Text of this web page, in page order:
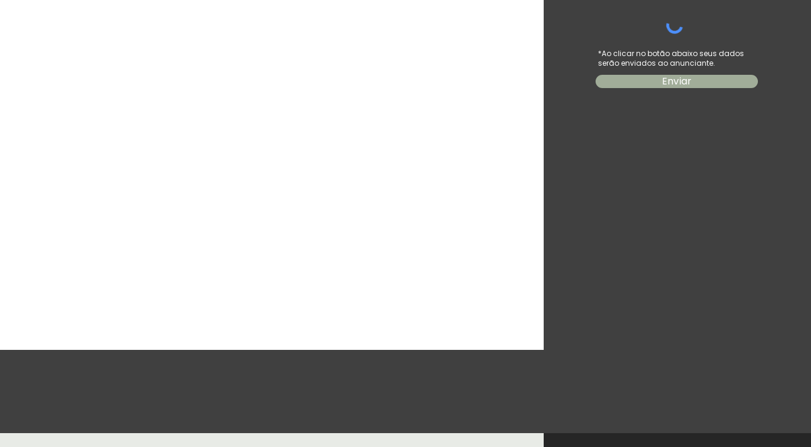
*Ao clicar no botão abaixo seus dados
serão enviados ao anunciante.
Enviar